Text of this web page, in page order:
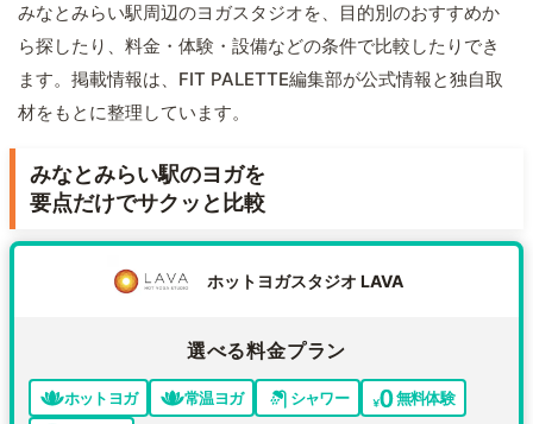
みなとみらい駅周辺のヨガスタジオを、目的別のおすすめか
ら探したり、料金・体験・設備などの条件で比較したりでき
ます。掲載情報は、FIT PALETTE編集部が公式情報と独自取
材をもとに整理しています。
みなとみらい駅のヨガを
要点だけでサクッと比較
ホットヨガスタジオ LAVA
選べる料金プラン
ホットヨガ 常温ヨガ シャワー
無料体験